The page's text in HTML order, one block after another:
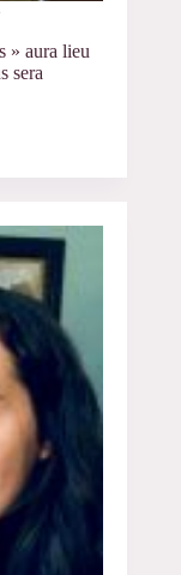
» aura lieu
sera